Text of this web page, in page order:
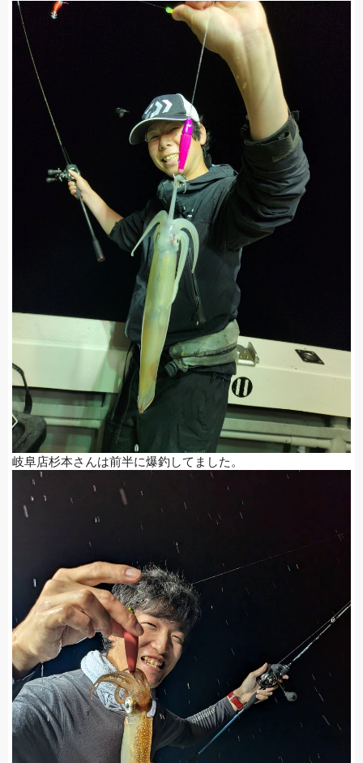
岐阜店杉本さんは前半に爆釣してました。